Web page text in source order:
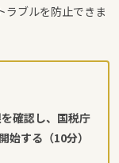
ラブルを防止できま
確認し、国税庁
始する（10分）